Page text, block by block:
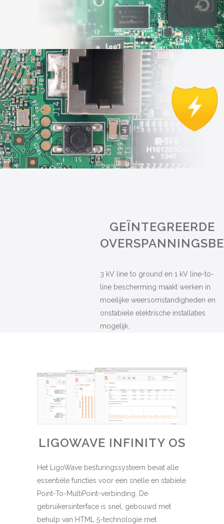
GEÏNTEGREERDE
3 kV line to ground en 1 kV line-to-
line bescherming maakt werken in
moeilijke weersomstandigheden en
onstabiele elektrische installaties
mogelijk.
LIGOWAVE INFINITY OS
Het LigoWave besturingssysteem bevat alle
essentiële functies voor een snelle en stabiele
Point-To-MultiPoint-verbinding. De
gebruikersinterface is snel, gebouwd met
behulp van HTML 5-technologie met